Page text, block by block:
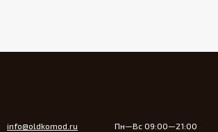
info@oldkomod.ru Пн—Вс 09:00—21:00